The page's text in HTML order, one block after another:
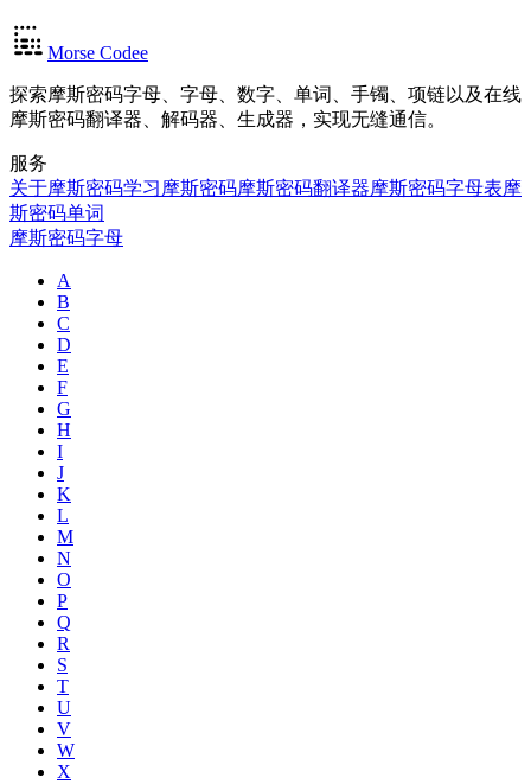
Morse Codee
探索摩斯密码字母、字母、数字、单词、手镯、项链以及在线
摩斯密码翻译器、解码器、生成器，实现无缝通信。
服务
关于摩斯密码学习摩斯密码摩斯密码翻译器摩斯密码字母表摩
斯密码单词
摩斯密码字母
A
B
C
D
E
F
G
H
I
J
K
L
M
N
O
P
Q
R
S
T
U
V
W
X